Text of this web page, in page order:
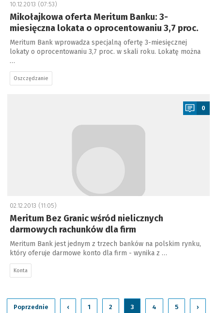
10.12.2013 (07:53)
Mikołajkowa oferta Meritum Banku: 3-
miesięczna lokata o oprocentowaniu 3,7 proc.
Meritum Bank wprowadza specjalną ofertę 3-miesięcznej
lokaty o oprocentowaniu 3,7 proc. w skali roku. Lokatę można
…
Oszczędzanie
0
02.12.2013 (11:05)
Meritum Bez Granic wśród nielicznych
darmowych rachunków dla firm
Meritum Bank jest jednym z trzech banków na polskim rynku,
który oferuje darmowe konto dla firm - wynika z …
Konta
Poprzednie ‹ 1 2 3 4 5 ›